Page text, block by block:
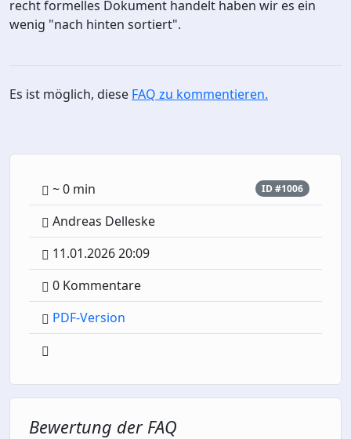
recht formelles Dokument handelt haben wir es ein
wenig "nach hinten sortiert".
Es ist möglich, diese FAQ zu kommentieren.
~ 0 min ID #1006
Andreas Delleske
11.01.2026 20:09
0 Kommentare
PDF-Version
Bewertung der FAQ